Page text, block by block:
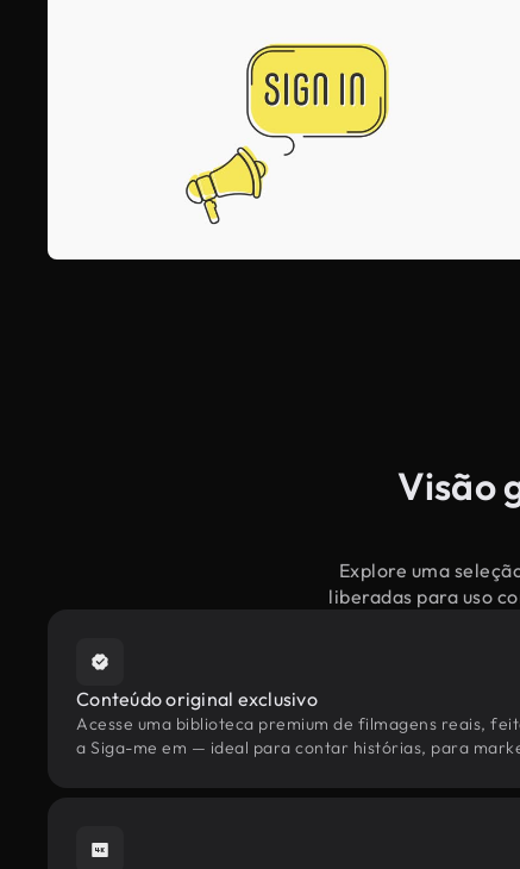
Visão
Explore uma
liberadas para uso
Conteúdo original exclusivo
Acesse uma biblioteca premium de filmagens reais,
a Siga-me em — ideal para contar histórias, para